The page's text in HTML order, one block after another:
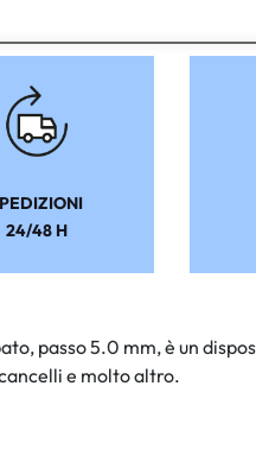
24/48 H
passo 5.0 mm, è un
e molto altro.